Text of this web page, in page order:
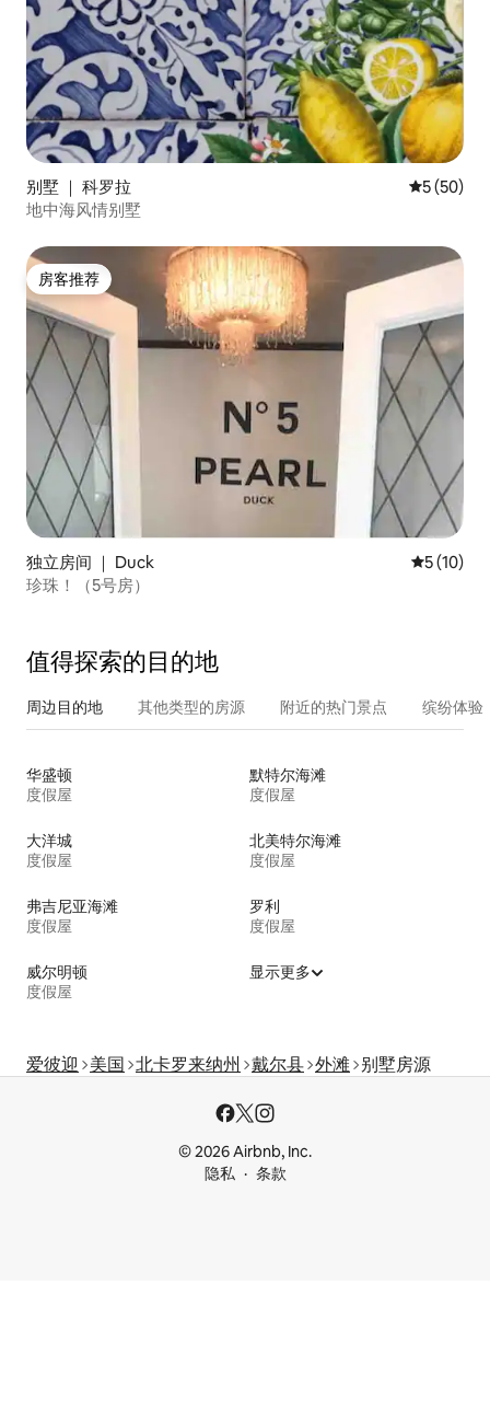
别墅 ｜ 科罗拉 平均评分
5 (50)
地中海风情别墅
房客推荐
房客推荐
独立房间 ｜ Duck 平均评分
5 (10)
珍珠！（5号房）
值得探索的目的地
周边目的地 其他类型的房源 附近的热门景点 缤纷体验
华盛顿
度假屋
默特尔海滩
度假屋
大洋城
度假屋
北美特尔海滩
度假屋
弗吉尼亚海滩
度假屋
罗利
度假屋
威尔明顿
度假屋
显示更多
爱彼迎 美国 北卡罗来纳州 戴尔县 外滩 别墅房源
© 2026 Airbnb, Inc.
隐私
条款